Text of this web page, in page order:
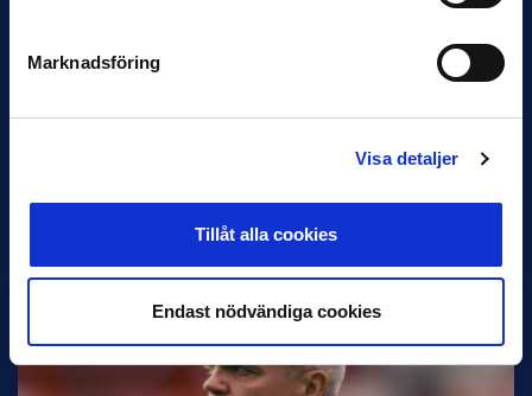
Marknadsföring
Visa detaljer
Tillåt alla cookies
Endast nödvändiga cookies
27 JULI
Joachim Björklund tar över IFK Göteborg
Stefan Billborns uppdrag som huvudtränare i herrlaget har